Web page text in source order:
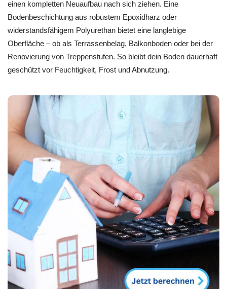
einen kompletten Neuaufbau nach sich ziehen. Eine
Bodenbeschichtung aus robustem Epoxidharz oder
widerstandsfähigem Polyurethan bietet eine langlebige
Oberfläche – ob als Terrassenbelag, Balkonboden oder bei der
Renovierung von Treppenstufen. So bleibt dein Boden dauerhaft
geschützt vor Feuchtigkeit, Frost und Abnutzung.